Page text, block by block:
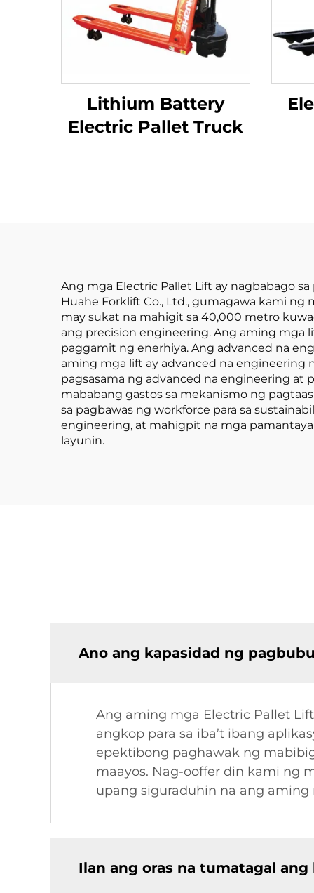
Lithium Battery
Electric Pallet Truck
Ang mga Electric Pallet Lift ay nagbabago
Huahe Forklift Co., Ltd., gumagawa kami
may sukat na mahigit sa 40,000 metro
ang precision engineering. Ang aming mga
paggamit ng enerhiya. Ang advanced na
aming mga lift ay advanced na engineering
pagsasama ng advanced na engineering at
mababang gastos sa mekanismo ng
sa pagbawas ng workforce para sa
engineering, at mahigpit na mga
layunin.
Ano ang kapasidad ng
Ang aming mga Electric Pallet
angkop para sa iba’t ibang
epektibong paghawak ng
maayos. Nag-ooffer din kami ng
upang siguraduhin na ang
Ilan ang oras na tumatagal